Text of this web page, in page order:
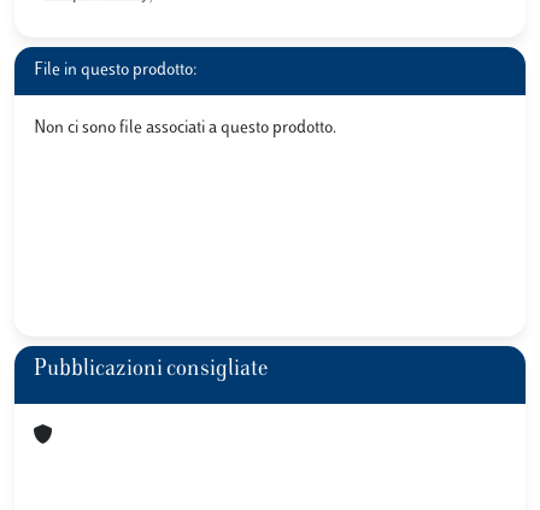
File in questo prodotto:
Non ci sono file associati a questo prodotto.
Pubblicazioni consigliate